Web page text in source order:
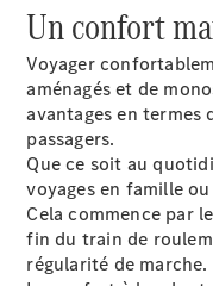
véhicule
neuf en
stock
Configurez
votre
véhicule
Grande
Un confort
Voyager
aménagés et de
avantages en
passagers.
Que ce soit au
voyages en famille
Cela commence par
fin du train de
régularité de marche.